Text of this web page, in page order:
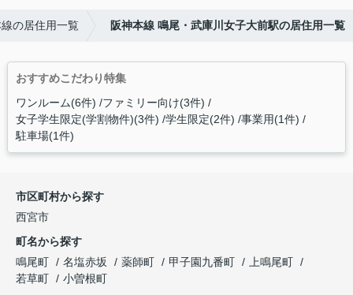
の居住用一覧 阪神本線 鳴尾・武庫川女子大前駅の居住用一覧
おすすめこだわり特集
ワンルーム(6件) ファミリー向け(3件)
女子学生限定(学割物件)(3件) 学生限定(2件) 事業用(1件)
駐車場(1件)
市区町村から探す
西宮市
町名から探す
鳴尾町
名塩赤坂 薬師町 甲子園九番町
上鳴尾町
若草町
小曽根町